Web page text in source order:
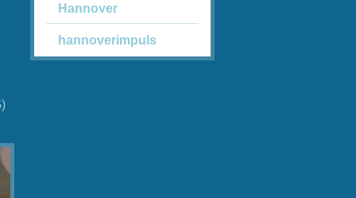
Hannover
hannoverimpuls